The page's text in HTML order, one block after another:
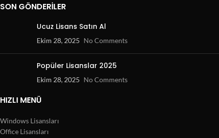
SON GÖNDERILER
Ucuz Lisans Satın Al
Ekim 28, 2025 No Comments
Popüler Lisanslar 2025
Ekim 28, 2025 No Comments
HIZLI MENÜ
Windows Lisansları
Office Lisansları